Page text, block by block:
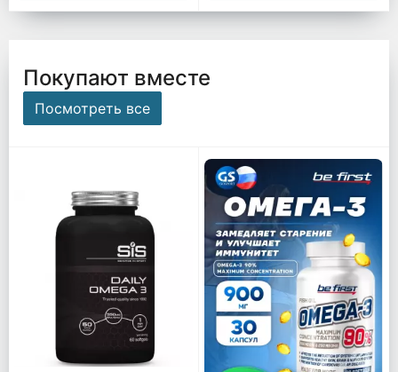
Покупают вместе
Посмотреть все